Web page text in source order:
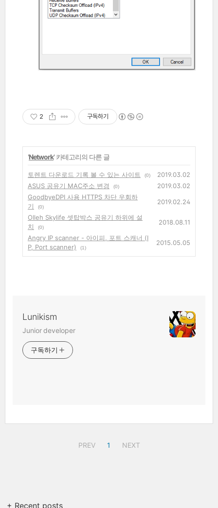
2 구독하기
'Network' 카테고리의 다른 글
토렌트 다운로드 기록 볼 수 있는 사이트 (0)
2019.03.02
ASUS 공유기 MAC주소 변경
(0)
2019.03.02
GoodbyeDPI 사용 HTTPS 차단 우회하
기
(0)
2019.02.24
Olleh Skylife 셋탑박스 공유기 하위에 설
치
(0)
2018.08.11
Angry IP scanner - 아이피, 포트 스캐너 (I
P, Port scanner)
(1)
2015.05.05
Lunikism
Junior developer
구독하기
PREV 1 NEXT
+ Recent posts